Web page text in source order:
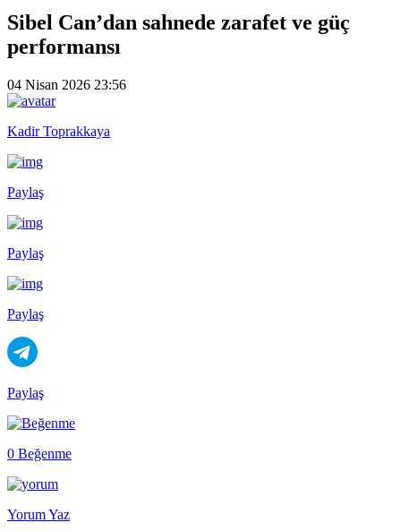
Sibel Can’dan sahnede zarafet ve güç
performansı
04 Nisan 2026 23:56
Kadir Toprakkaya
Paylaş
Paylaş
Paylaş
Paylaş
0 Beğenme
Yorum Yaz